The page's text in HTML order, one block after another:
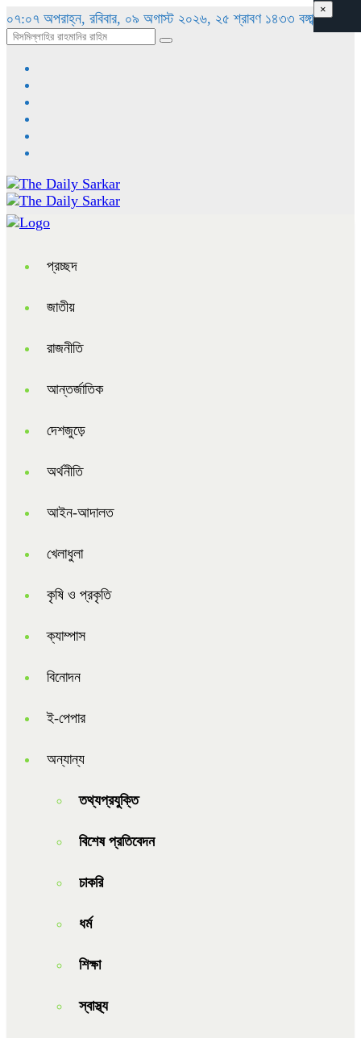
০৭:০৭ অপরাহ্ন, রবিবার, ০৯ অগাস্ট ২০২৬, ২৫ শ্রাবণ ১৪৩৩ বঙ্গাব্দ
প্রচ্ছদ
জাতীয়
রাজনীতি
আন্তর্জাতিক
দেশজুড়ে
অর্থনীতি
আইন-আদালত
খেলাধুলা
কৃষি ও প্রকৃতি
ক্যাম্পাস
বিনোদন
ই-পেপার
অন্যান্য
তথ্যপ্রযুক্তি
বিশেষ প্রতিবেদন
চাকরি
ধর্ম
শিক্ষা
স্বাস্থ্য
×